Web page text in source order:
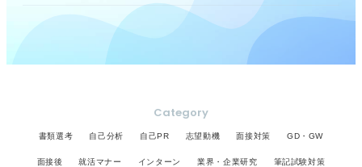
Category
書類選考 自己分析 自己PR 志望動機 面接対策 GD・GW
面接後 就活マナー インターン 業界・企業研究 筆記試験対策